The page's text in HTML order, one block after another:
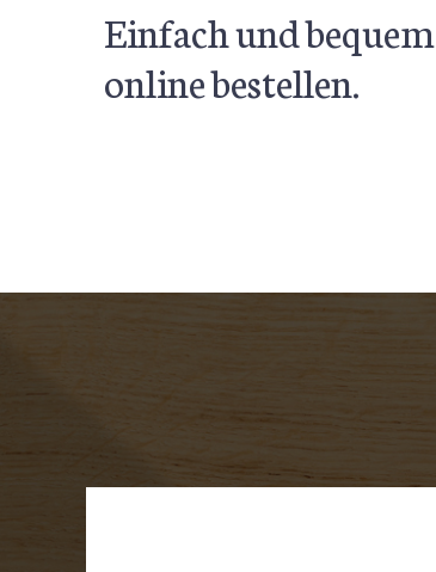
Einfach und bequem
online bestellen.